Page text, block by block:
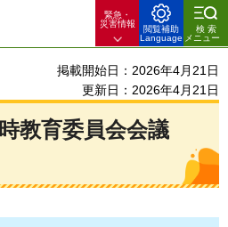
緊急・
災害情報
閲覧補助
Language
検索
メニュー
掲載開始日：2026年4月21日
更新日：2026年4月21日
教育委員会会議